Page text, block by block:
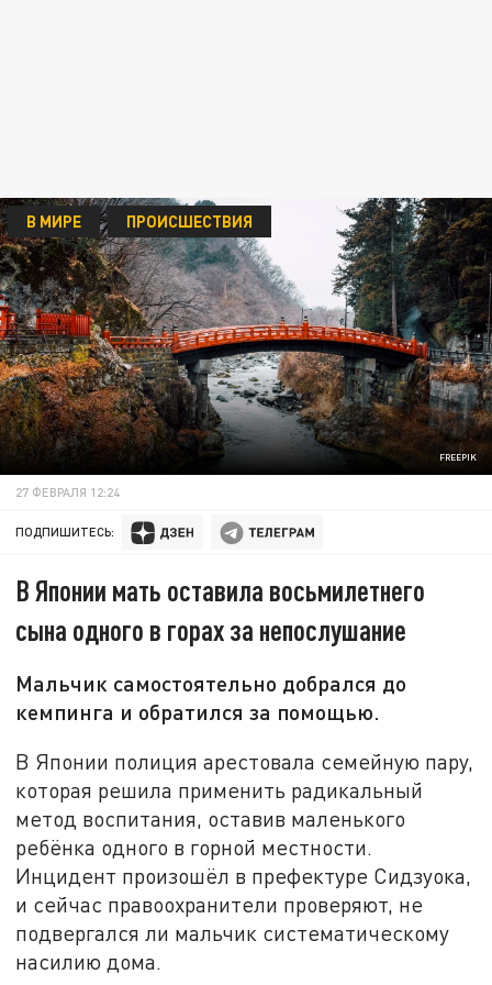
FREEPIK
В МИРЕ ПРОИСШЕСТВИЯ
27 ФЕВРАЛЯ 12:24
ПОДПИШИТЕСЬ:
В Японии мать оставила восьмилетнего
сына одного в горах за непослушание
Мальчик самостоятельно добрался до
кемпинга и обратился за помощью.
В Японии полиция арестовала семейную пару,
которая решила применить радикальный
метод воспитания, оставив маленького
ребёнка одного в горной местности.
Инцидент произошёл в префектуре Сидзуока,
и сейчас правоохранители проверяют, не
подвергался ли мальчик систематическому
насилию дома.